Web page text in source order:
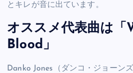
とキレが音に出ています。
オススメ代表曲は「
Blood」
Danko Jones（ダンコ・ジョーン